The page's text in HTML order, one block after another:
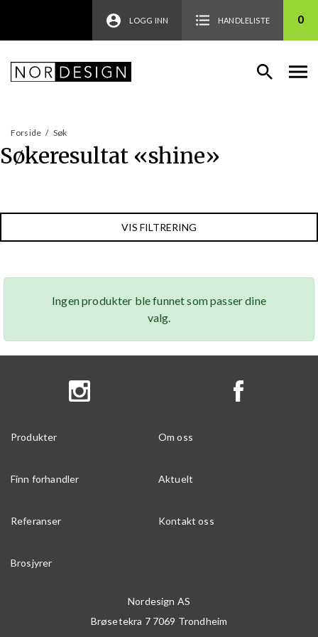
LOGG INN HANDLELISTE 0
Forside / Søk
Søkeresultat «shine»
VIS FILTRERING
Ingen produkter ble funnet som passer dine
valg.
Produkter Om oss
Finn forhandler Aktuelt
Referanser Kontakt oss
Brosjyrer
Nordesign AS
Brøsetekra 7 7069 Trondheim